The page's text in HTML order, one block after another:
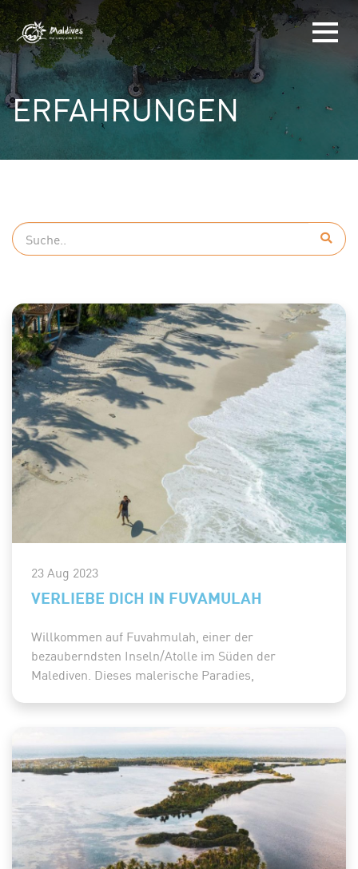
ERFAHRUNGEN
23 Aug 2023
VERLIEBE DICH IN FUVAMULAH
Willkommen auf Fuvahmulah, einer der
bezauberndsten Inseln/Atolle im Süden der
Malediven. Dieses malerische Paradies,